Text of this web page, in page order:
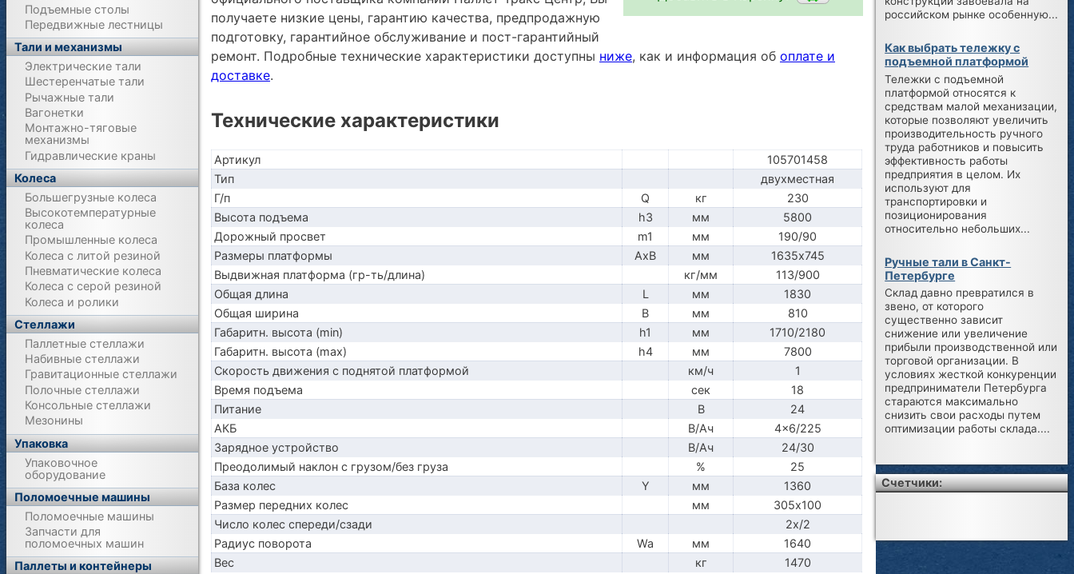
получаете низкие цены, гарантию качества, предпродажную
подготовку, гарантийное обслуживание и пост-гарантийный
ремонт. Подробные технические характеристики доступны ниже, как и информация об оплате и
доставке.
Технические характеристики
Артикул
105701458
Тип
двухместная
Г/п
Q кг
230
Высота подъема
h3 мм
5800
Дорожный просвет
m1 мм
190/90
Размеры платформы
AxB мм
1635х745
Выдвижная платформа (гр-ть/длина)
кг/мм
113/900
Общая длина
L мм
1830
Общая ширина
B мм
810
Габаритн. высота (min)
h1 мм
1710/2180
Габаритн. высота (max)
h4 мм
7800
Скорость движения с поднятой платформой
км/ч
1
Время подъема
сек
18
Питание
В
24
АКБ
В/Ач
4x6/225
Зарядное устройство
В/Ач
24/30
Преодолимый наклон с грузом/без груза
%
25
База колес
Y мм
1360
Размер передних колес
мм
305х100
Число колес спереди/сзади
2x/2
Радиус поворота
Wa мм
1640
Вес
кг 1470
Подъемные столы
Передвижные лестницы
Тали и механизмы
Электрические тали
Шестеренчатые тали
Рычажные тали
Вагонетки
Монтажно-тяговые
механизмы
Гидравлические краны
Колеса
Большегрузные колеса
Высокотемпературные
колеса
Промышленные колеса
Колеса с литой резиной
Пневматические колеса
Колеса с серой резиной
Колеса и ролики
Стеллажи
Паллетные стеллажи
Набивные стеллажи
Гравитационные стеллажи
Полочные стеллажи
Консольные стеллажи
Мезонины
Упаковка
Упаковочное
оборудование
Поломоечные машины
Поломоечные машины
Запчасти для
поломоечных машин
Паллеты и контейнеры
российском рынке особенную...
Как выбрать тележку с
подъемной платформой
Тележки с подъемной
платформой относятся к
средствам малой механизации,
которые позволяют увеличить
производительность ручного
труда работников и повысить
эффективность работы
предприятия в целом. Их
используют для
транспортировки и
позиционирования
относительно небольших...
Ручные тали в Санкт-
Петербурге
Склад давно превратился в
звено, от которого
существенно зависит
снижение или увеличение
прибыли производственной или
торговой организации. В
условиях жесткой конкуренции
предприниматели Петербурга
стараются максимально
снизить свои расходы путем
оптимизации работы склада....
Счетчики: